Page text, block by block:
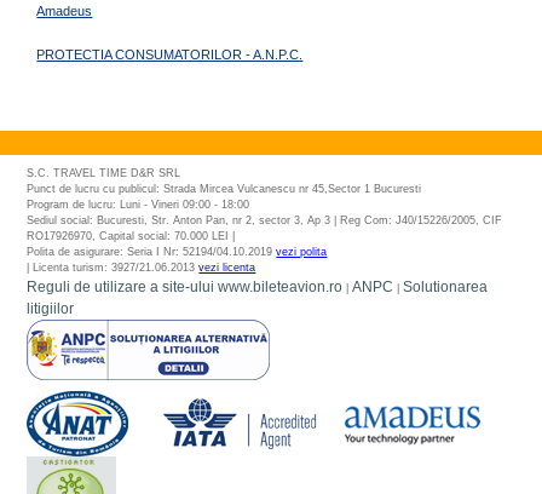
Amadeus
PROTECTIA CONSUMATORILOR - A.N.P.C.
S.C. TRAVEL TIME D&R SRL
Punct de lucru cu publicul: Strada Mircea Vulcanescu nr 45,Sector 1 Bucuresti
Program de lucru: Luni - Vineri 09:00 - 18:00
Sediul social: Bucuresti, Str. Anton Pan, nr 2, sector 3, Ap 3 | Reg Com: J40/15226/2005, CIF
RO17926970, Capital social: 70.000 LEI |
Polita de asigurare: Seria I Nr: 52194/04.10.2019vezi polita
| Licenta turism: 3927/21.06.2013vezi licenta
Reguli de utilizare a site-ului www.bileteavion.ro |ANPC |Solutionarea
litigiilor